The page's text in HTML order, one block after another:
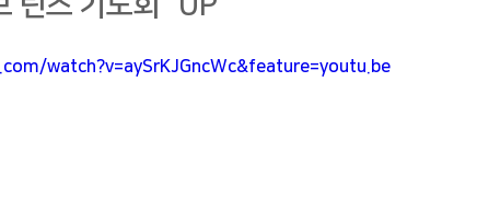
watch?v=aySrKJGncWc&feature=youtu.be